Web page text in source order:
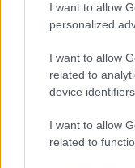
I want to allow
personalized
I want to allow
related to
device
I want to allow
related to
kibuccal
céllal, hogy
mellé
Jeruzsálemi és
Jezreel-völgyi
lakosok